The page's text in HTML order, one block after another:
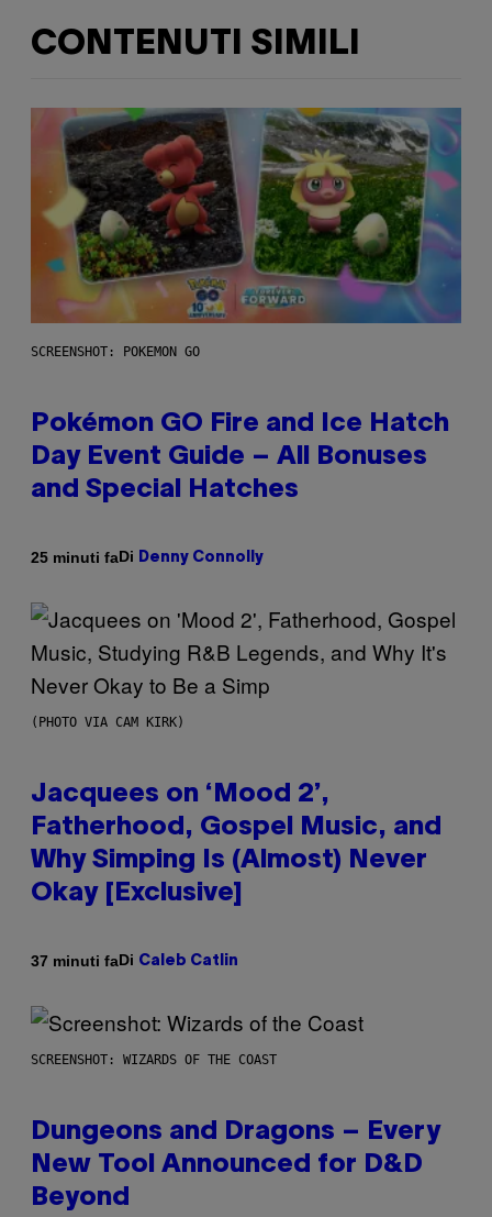
CONTENUTI SIMILI
SCREENSHOT: POKEMON GO
Pokémon GO Fire and Ice Hatch
Day Event Guide – All Bonuses
and Special Hatches
25 minuti faDi Denny Connolly
(PHOTO VIA CAM KIRK)
Jacquees on ‘Mood 2’,
Fatherhood, Gospel Music, and
Why Simping Is (Almost) Never
Okay [Exclusive]
37 minuti faDi Caleb Catlin
SCREENSHOT: WIZARDS OF THE COAST
Dungeons and Dragons – Every
New Tool Announced for D&D
Beyond